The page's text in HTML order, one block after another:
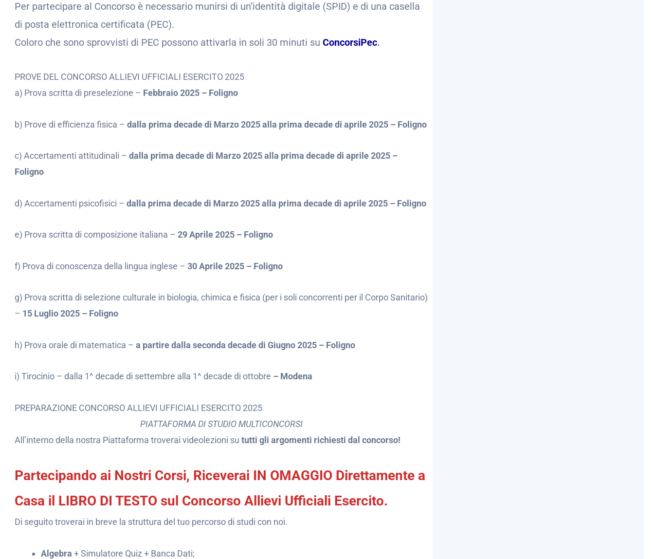
Per partecipare al Concorso è necessario munirsi di un’identità digitale (SPID) e di una casella
di posta elettronica certificata (PEC).
Coloro che sono sprovvisti di PEC possono attivarla in soli 30 minuti su ConcorsiPec.
PROVE DEL CONCORSO ALLIEVI UFFICIALI ESERCITO 2025
a) Prova scritta di preselezione – Febbraio 2025 – Foligno
b) Prove di efficienza fisica – dalla prima decade di Marzo2025alla prima decade di aprile2025 – Foligno
c) Accertamenti attitudinali – dalla prima decade di Marzo2025alla prima decade di aprile2025 –
Foligno
d) Accertamenti psicofisici – dalla prima decade di Marzo 2025 alla prima decade di aprile2025 – Foligno
e) Prova scritta di composizione italiana – 29 Aprile 2025 – Foligno
f) Prova di conoscenza della lingua inglese – 30 Aprile 2025 – Foligno
g) Prova scritta di selezione culturale in biologia, chimica e fisica (per i soli concorrenti per il Corpo Sanitario)
– 15 Luglio 2025 – Foligno
h) Prova orale di matematica – a partire dalla seconda decade di Giugno 2025 – Foligno
i) Tirocinio – dalla 1^ decade di settembre alla 1^ decade di ottobre – Modena
PREPARAZIONE CONCORSO ALLIEVI UFFICIALI ESERCITO 2025
PIATTAFORMA DI STUDIO MULTICONCORSI
All’interno della nostra Piattaforma troverai videolezioni su tutti gli argomenti richiesti dal concorso!
Partecipando ai Nostri Corsi, Riceverai IN OMAGGIO Direttamente a
Casa il LIBRO DI TESTO sul Concorso Allievi Ufficiali Esercito.
Di seguito troverai in breve la struttura del tuo percorso di studi con noi.
Algebra + Simulatore Quiz + Banca Dati;